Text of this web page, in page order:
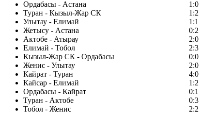
Ордабасы - Астана
1:0
Туран - Кызыл-Жар СК
1:2
Улытау - Елимай
1:1
Жетысу - Астана
0:2
Актобе - Атырау
2:0
Елимай - Тобол
2:3
Кызыл-Жар СК - Ордабасы
0:0
Женис - Улытау
2:0
Кайрат - Туран
4:0
Кайсар - Елимай
1:2
Ордабасы - Кайрат
0:1
Туран - Актобе
0:3
Тобол - Женис
2:2